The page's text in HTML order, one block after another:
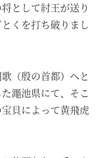
として紂王が送り
くを打ち破りまし
（殷の首都）へと
澠池県にて、そこ
貝によって黄飛虎